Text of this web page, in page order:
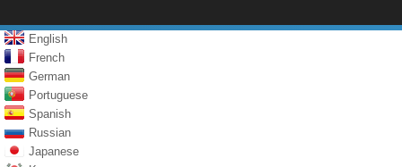
English
French
German
Portuguese
Spanish
Russian
Japanese